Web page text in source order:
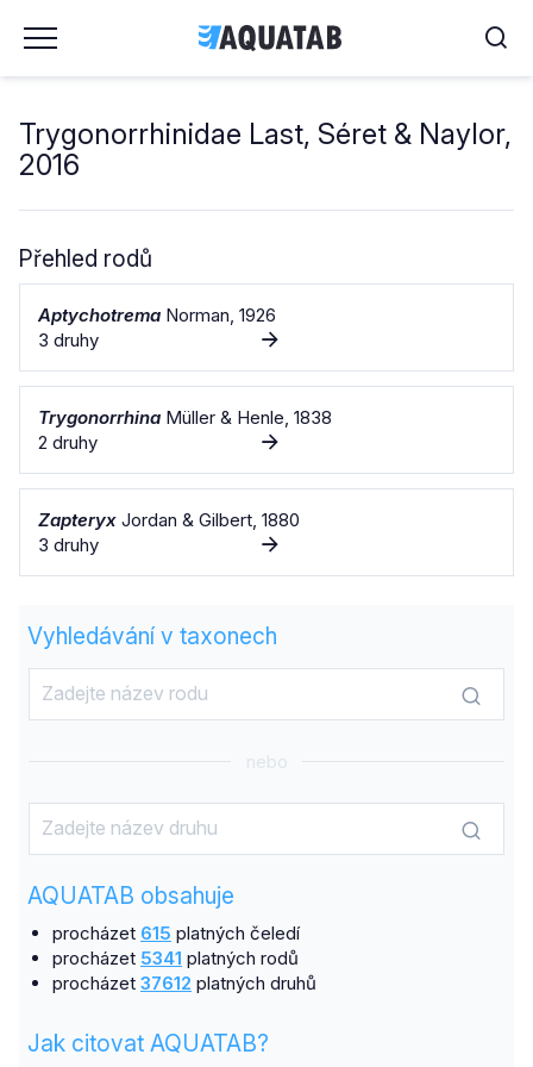
Trygonorrhinidae Last, Séret & Naylor,
2016
Přehled rodů
Aptychotrema Norman, 1926
3 druhy
Trygonorrhina Müller & Henle, 1838
2 druhy
Zapteryx Jordan & Gilbert, 1880
3 druhy
Vyhledávání v taxonech
nebo
AQUATAB obsahuje
procházet 615 platných čeledí
procházet 5341 platných rodů
procházet 37612 platných druhů
Jak citovat AQUATAB?